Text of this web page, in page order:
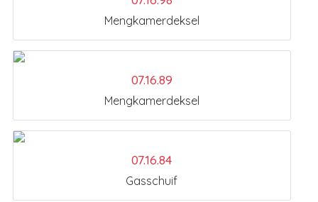
Mengkamerdeksel
07.16.89
Mengkamerdeksel
07.16.84
Gasschuif